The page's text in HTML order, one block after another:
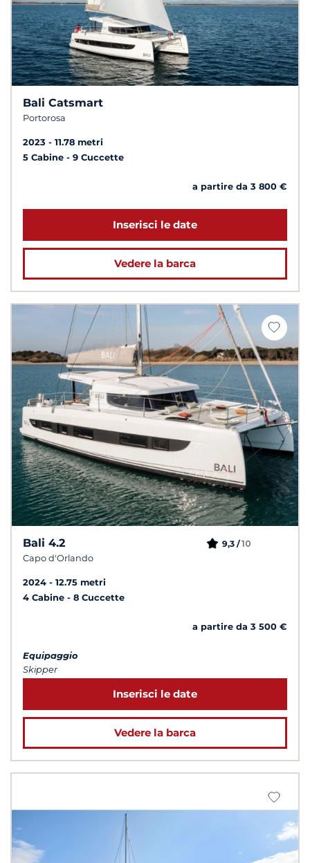
Bali Catsmart
Portorosa
2023
11.78 metri
5 Cabine
9 Cuccette
a partire da 3 800 €
Inserisci le date
Vedere la barca
Bali 4.2
Capo d'Orlando
9,3 /10
2024
12.75 metri
4 Cabine
8 Cuccette
a partire da 3 500 €
Equipaggio
Skipper
Inserisci le date
Vedere la barca